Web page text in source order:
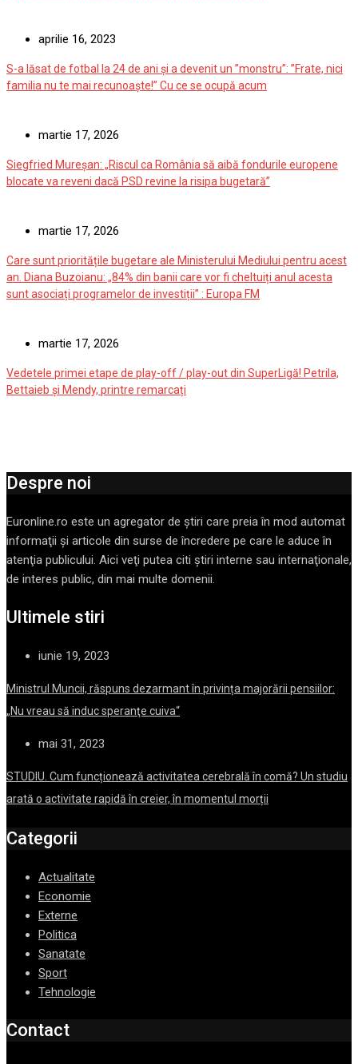
aprilie 16, 2023
S-a lăsat de fotbal la 24 de ani și a devenit un ”monstru”: ”Frate, nici
familia nu te mai recunoaște!” Cu ce se ocupă acum
martie 17, 2026
Siegfried Mureșan: „Riscul ca România să aibă fondurile europene
blocate va reveni dacă PSD revine la risipa bugetară”
martie 17, 2026
Care sunt prioritățile bugetare ale Ministerului Mediului pentru acest
an. Diana Buzoianu: „84% din banii care vor fi cheltuiți anul acesta
sunt asociați programelor de investiții” : Europa FM
martie 17, 2026
Vedetele primei etape de play-off / play-out din SuperLigă! Petrila,
Bettaieb și Mendy, printre remarcați
Despre noi
Euronline.ro este un agregator de ştiri care preia în mod automat
informaţii şi articole din surse de încredere pe care le aduce în
atenţia publicului. Aici veţi putea citi ştiri interne sau internaţionale,
de interes public, din mai multe domenii.
Ultimele stiri
iunie 19, 2023
Ministrul Muncii, răspuns dezarmant în privința majorării pensiilor:
„Nu vreau să induc speranţe cuiva“
mai 31, 2023
STUDIU. Cum funcționează activitatea cerebrală în comă? Un studiu
arată o activitate rapidă în creier, în momentul morții
Categorii
Actualitate
Economie
Externe
Politica
Sanatate
Sport
Tehnologie
Contact